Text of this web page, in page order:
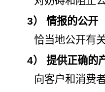
3） 情报的公开
恰当地公开有
4） 提供正确的
向客户和消费